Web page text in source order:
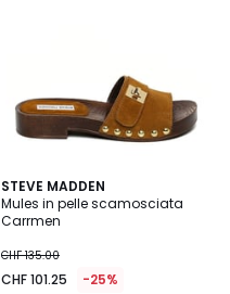
STEVE MADDEN
Mules in pelle scamosciata
Carrmen
CHF 135.00
CHF 101.25 -25%